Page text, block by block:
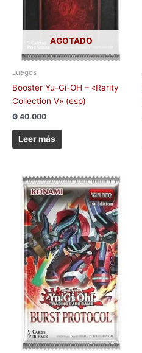
AGOTADO
Juegos
Booster Yu-Gi-OH – «Rarity
Collection V» (esp)
₲ 40.000
Leer más